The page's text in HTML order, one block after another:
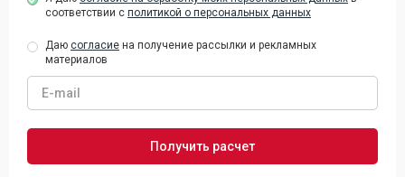
соответствии с политикой о персональных данных
Даю согласие на получение рассылки и рекламных
материалов